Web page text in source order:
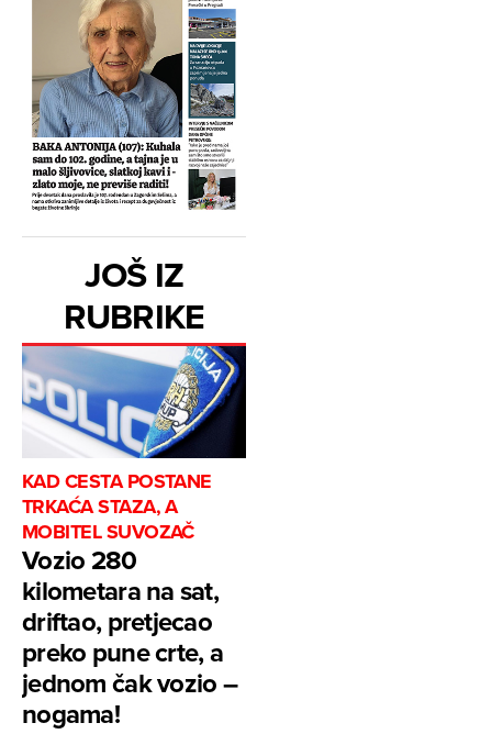
JOŠ IZ
RUBRIKE
KAD CESTA POSTANE
TRKAĆA STAZA, A
MOBITEL SUVOZAČ
Vozio 280
kilometara na sat,
driftao, pretjecao
preko pune crte, a
jednom čak vozio –
nogama!